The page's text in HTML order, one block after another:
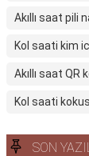
Akıllı saat pili
Kol saati kim
Akıllı saat QR
Kol saati
SON